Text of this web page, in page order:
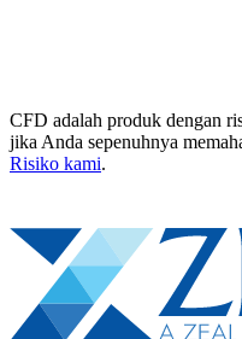
CFD adalah produk dengan
jika Anda sepenuhnya
Risiko kami.